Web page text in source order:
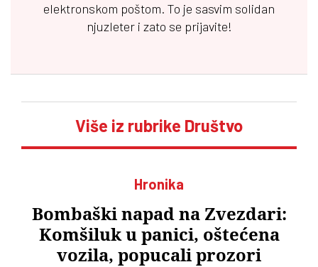
elektronskom poštom. To je sasvim solidan
njuzleter i zato se prijavite!
Više iz rubrike Društvo
Hronika
Bombaški napad na Zvezdari:
Komšiluk u panici, oštećena
vozila, popucali prozori